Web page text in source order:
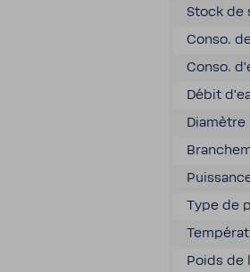
Stock de
Conso.
Conso.
Débit
Type de
Poids de